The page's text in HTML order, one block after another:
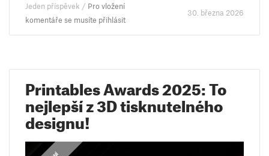
Jeden příspěvek / Pro vložení
komentáře se musíte přihlásit
30. března 2026
Printables Awards 2025: To
nejlepší z 3D tisknutelného
designu!